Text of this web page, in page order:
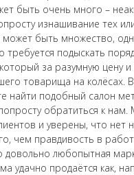
быть очень много –
изнашивание тех
быть множество,
требуется подыскать
за разумную цену и
товарища на колёсах.
найти подобный салон
обратиться к нам.
и уверены, что нет
чем правдивость в
довольно любопытная
удачно продаётся как,